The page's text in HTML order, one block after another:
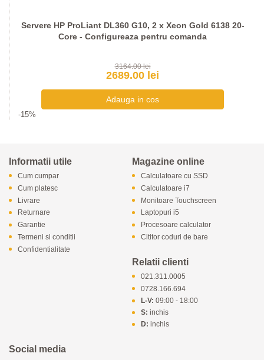
Servere HP ProLiant DL360 G10, 2 x Xeon Gold 6138 20-
Core - Configureaza pentru comanda
3164.00 lei
2689.00 lei
-15%
Informatii utile
Cum cumpar
Cum platesc
Livrare
Returnare
Garantie
Termeni si conditii
Confidentialitate
Magazine online
Calculatoare cu SSD
Calculatoare i7
Monitoare Touchscreen
Laptopuri i5
Procesoare calculator
Cititor coduri de bare
Relatii clienti
021.311.0005
0728.166.694
L-V: 09:00 - 18:00
S: inchis
D: inchis
Social media